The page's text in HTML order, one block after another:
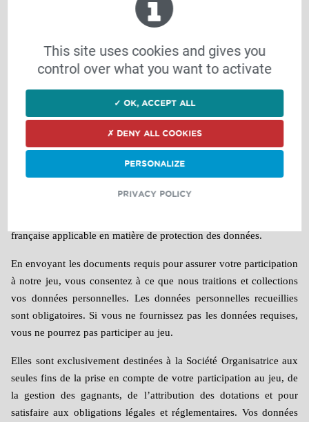
ARTICLE 9 : MODIFICATION – ANNULATION
CTH se réserve le droit, à tout moment, d’annuler, de modifier, de
prolonger ou de reporter le présent jeu, et ce pour quelque raison
ARTICLE 10 – UTILISATION DE L'IDENTITE
DES GAGNANTS
française applicable en matière de protection des données.
En envoyant les documents requis pour assurer votre participation
à notre jeu, vous consentez à ce que nous traitions et collections
vos données personnelles. Les données personnelles recueillies
sont obligatoires. Si vous ne fournissez pas les données requises,
vous ne pourrez pas participer au jeu.
Elles sont exclusivement destinées à la Société Organisatrice aux
seules fins de la prise en compte de votre participation au jeu, de
la gestion des gagnants, de l’attribution des dotations et pour
satisfaire aux obligations légales et réglementaires. Vos données
This site uses cookies and gives you
control over what you want to activate
✓ OK, ACCEPT ALL
✗ DENY ALL COOKIES
PERSONALIZE
PRIVACY POLICY